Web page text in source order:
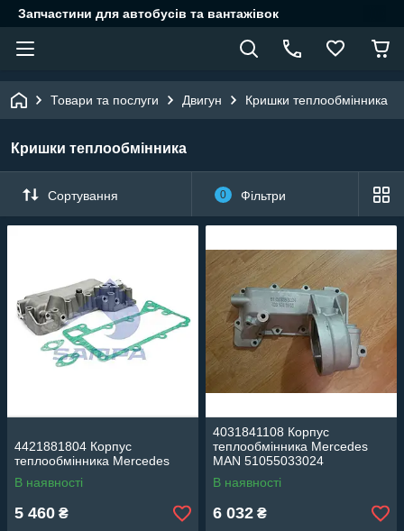
Запчастини для автобусів та вантажівок
Товари та послуги Двигун Кришки теплообмінника
Кришки теплообмінника
Сортування 0 Фільтри
4421881804 Корпус
теплообмінника Mercedes
В наявності
5 460 ₴
4031841108 Корпус
теплообмінника Mercedes
MAN 51055033024
В наявності
6 032 ₴